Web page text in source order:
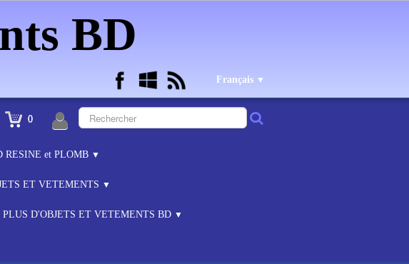
BD
Français ▼
0
RESINE et PLOMB ▼
ET VETEMENTS ▼
PLUS D'OBJETS ET VETEMENTS BD ▼